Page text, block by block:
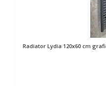
Radiator Lydia 120x60 cm